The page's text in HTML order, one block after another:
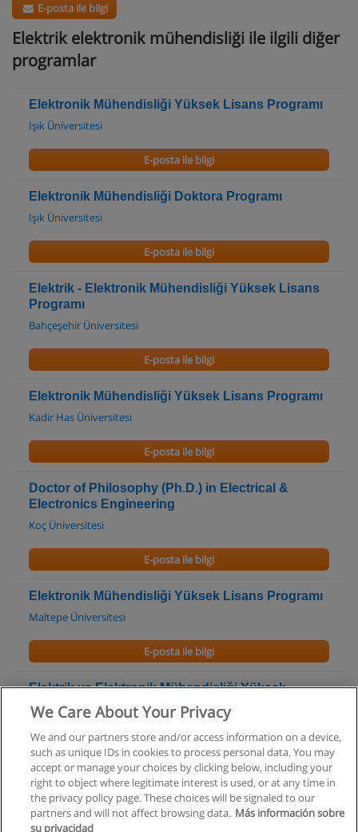
E-posta ile bilgi
Elektrik elektronik mühendisliği ile ilgili diğer
programlar
Elektronik Mühendisliği Yüksek Lisans Programı
Işık Üniversitesi
E-posta ile bilgi
Elektronik Mühendisliği Doktora Programı
Işık Üniversitesi
E-posta ile bilgi
Elektrik - Elektronik Mühendisliği Yüksek Lisans
Programı
Bahçeşehir Üniversitesi
E-posta ile bilgi
Elektronik Mühendisliği Yüksek Lisans Programı
Kadir Has Üniversitesi
E-posta ile bilgi
Doctor of Philosophy (Ph.D.) in Electrical &
Electronics Engineering
Koç Üniversitesi
E-posta ile bilgi
Elektronik Mühendisliği Yüksek Lisans Programı
Maltepe Üniversitesi
E-posta ile bilgi
Elektrik ve Elektronik Mühendisliği Yüksek
Lisans Programı
E-posta ile bilgi
We Care About Your Privacy
We and our partners store and/or access information on a device,
such as unique IDs in cookies to process personal data. You may
accept or manage your choices by clicking below, including your
right to object where legitimate interest is used, or at any time in
the privacy policy page. These choices will be signaled to our
partners and will not affect browsing data. Más información sobre
su privacidad